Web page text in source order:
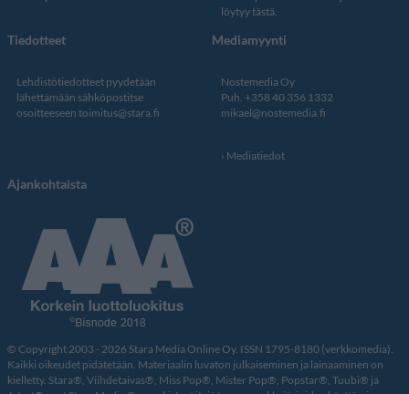
löytyy tästä.
Tiedotteet
Lehdistötiedotteet pyydetään
lähettämään sähköpostitse
osoitteeseen toimitus@stara.fi
Mediamyynti
Nostemedia Oy
Puh. +358 40 356 1332
mikael@nostemedia.fi
Mediatiedot
Ajankohtaista
© Copyright 2003 - 2026 Stara Media Online Oy. ISSN 1795-8180 (verkkomedia).
Kaikki oikeudet pidätetään. Materiaalin luvaton julkaiseminen ja lainaaminen on
kielletty. Stara®, Viihdetaivas®, Miss Pop®, Mister Pop®, Popstar®, Tuubi® ja